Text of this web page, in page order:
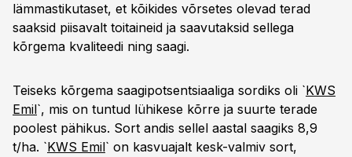
lämmastikutaset, et kõikides võrsetes olevad terad
saaksid piisavalt toitaineid ja saavutaksid sellega
kõrgema kvaliteedi ning saagi.
Teiseks kõrgema saagipotsentsiaaliga sordiks oli `KWS
Emil`, mis on tuntud lühikese kõrre ja suurte terade
poolest pähikus. Sort andis sellel aastal saagiks 8,9
t/ha. `KWS Emil` on kasvuajalt kesk-valmiv sort,